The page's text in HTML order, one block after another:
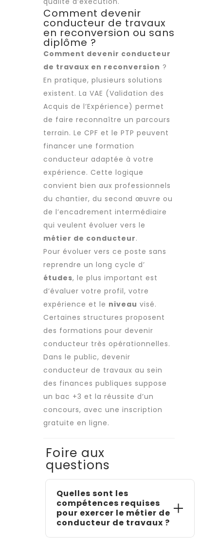
Comment devenir
conducteur de travaux
en reconversion ou sans
diplôme ?
Comment devenir conducteur
de travaux en reconversion ?
En pratique, plusieurs solutions
existent. La VAE (Validation des
Acquis de l’Expérience) permet
de faire reconnaître un parcours
terrain. Le CPF et le PTP peuvent
financer une formation
conducteur adaptée à votre
expérience. Cette logique
convient bien aux professionnels
du chantier, du second œuvre ou
de l’encadrement intermédiaire
qui veulent évoluer vers le
métier de conducteur.
Pour évoluer vers ce poste sans
reprendre un long cycle d’
études, le plus important est
d’évaluer votre profil, votre
expérience et le niveau visé.
Certaines structures proposent
des formations pour devenir
conducteur très opérationnelles.
Dans le public, devenir
conducteur de travaux au sein
des finances publiques suppose
un bac +3 et la réussite d’un
concours, avec une inscription
gratuite en ligne.
Foire aux
questions
Quelles sont les
compétences requises
pour exercer le métier de
conducteur de travaux ?